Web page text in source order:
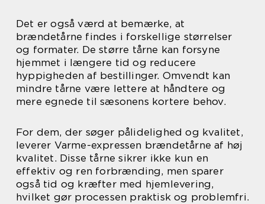
Det er også værd at bemærke, at
brændetårne findes i forskellige størrelser
og formater. De større tårne kan forsyne
hjemmet i længere tid og reducere
hyppigheden af bestillinger. Omvendt kan
mindre tårne være lettere at håndtere og
mere egnede til sæsonens kortere behov.
For dem, der søger pålidelighed og kvalitet,
leverer Varme-expressen brændetårne af høj
kvalitet. Disse tårne sikrer ikke kun en
effektiv og ren forbrænding, men sparer
også tid og kræfter med hjemlevering,
hvilket gør processen praktisk og problemfri.